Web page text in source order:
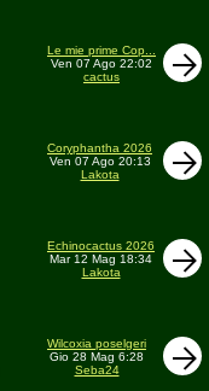
Le mie prime Cop...
Ven 07 Ago 22:02
cactus
Coryphantha 2026
Ven 07 Ago 20:13
Lakota
Echinocactus 2026
Mar 12 Mag 18:34
Lakota
Wilcoxia poselgeri
Gio 28 Mag 6:28
Seba24